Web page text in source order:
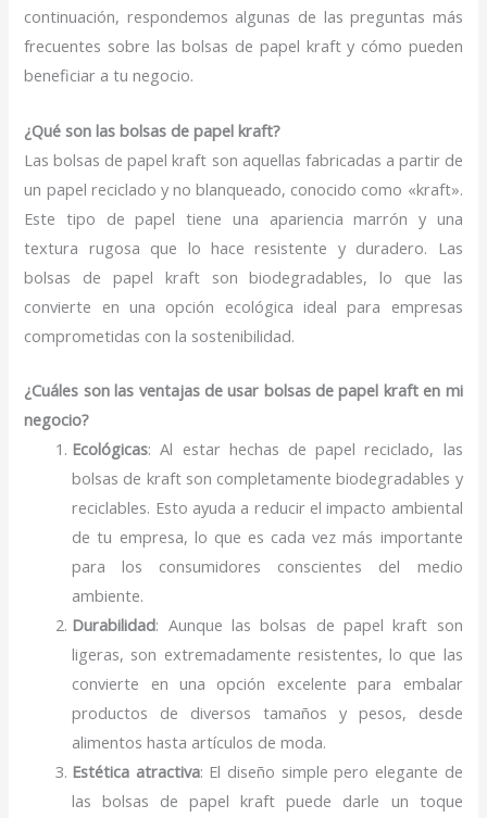
continuación, respondemos algunas de las preguntas más
frecuentes sobre las bolsas de papel kraft y cómo pueden
beneficiar a tu negocio.
¿Qué son las bolsas de papel kraft?
Las bolsas de papel kraft son aquellas fabricadas a partir de
un papel reciclado y no blanqueado, conocido como «kraft».
Este tipo de papel tiene una apariencia marrón y una
textura rugosa que lo hace resistente y duradero. Las
bolsas de papel kraft son biodegradables, lo que las
convierte en una opción ecológica ideal para empresas
comprometidas con la sostenibilidad.
¿Cuáles son las ventajas de usar bolsas de papel kraft en mi
negocio?
Ecológicas: Al estar hechas de papel reciclado, las
bolsas de kraft son completamente biodegradables y
reciclables. Esto ayuda a reducir el impacto ambiental
de tu empresa, lo que es cada vez más importante
para los consumidores conscientes del medio
ambiente.
Durabilidad: Aunque las bolsas de papel kraft son
ligeras, son extremadamente resistentes, lo que las
convierte en una opción excelente para embalar
productos de diversos tamaños y pesos, desde
alimentos hasta artículos de moda.
Estética atractiva: El diseño simple pero elegante de
las bolsas de papel kraft puede darle un toque